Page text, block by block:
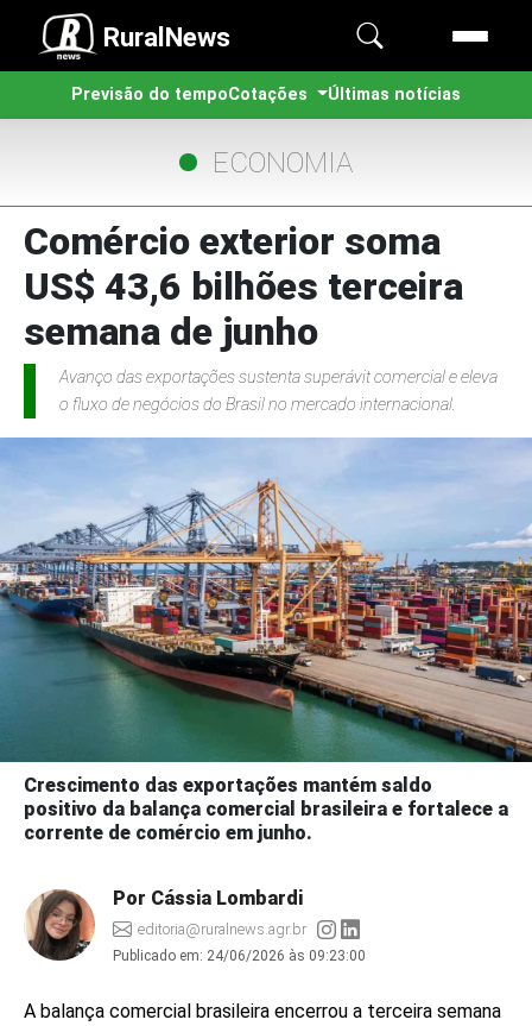
RuralNews
Previsão do tempoCotações Últimas notícias
ECONOMIA
Comércio exterior soma
US$ 43,6 bilhões terceira
semana de junho
Avanço das exportações sustenta superávit comercial e eleva
o fluxo de negócios do Brasil no mercado internacional.
Crescimento das exportações mantém saldo
positivo da balança comercial brasileira e fortalece a
corrente de comércio em junho.
Por Cássia Lombardi
editoria@ruralnews.agr.br
Publicado em: 24/06/2026 às 09:23:00
A balança comercial brasileira encerrou a terceira semana